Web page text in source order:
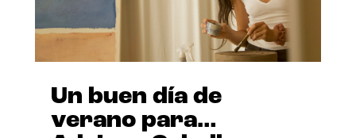
Un buen día de
verano para…